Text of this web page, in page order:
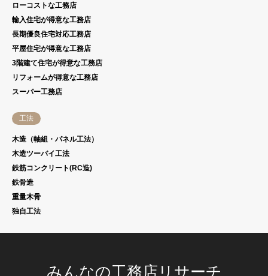
ローコストな工務店
輸入住宅が得意な工務店
長期優良住宅対応工務店
平屋住宅が得意な工務店
3階建て住宅が得意な工務店
リフォームが得意な工務店
スーパー工務店
工法
木造（軸組・パネル工法）
木造ツーバイ工法
鉄筋コンクリート(RC造)
鉄骨造
重量木骨
独自工法
みんなの工務店リサーチ